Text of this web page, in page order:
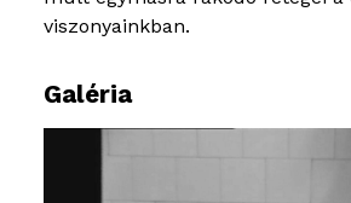
viszonyainkban.
Galéria